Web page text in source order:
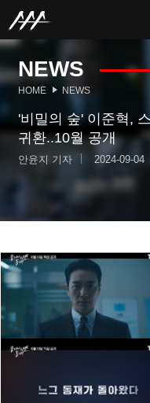
NEWS
HOME NEWS
'비밀의 숲' 이준혁,
귀환..10월 공개
안윤지 기자 2024-09-04